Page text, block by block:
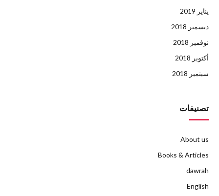
يناير 2019
ديسمبر 2018
نوفمبر 2018
أكتوبر 2018
سبتمبر 2018
تصنيفات
About us
Books & Articles
dawrah
English